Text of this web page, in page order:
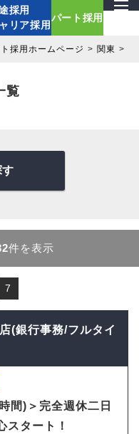
採用
リア採用
パート採用
採用ホームページ 関東
覧
す
件を表示
7
(銀行事務/フルタイ
間)＞完全週休二日
タート！